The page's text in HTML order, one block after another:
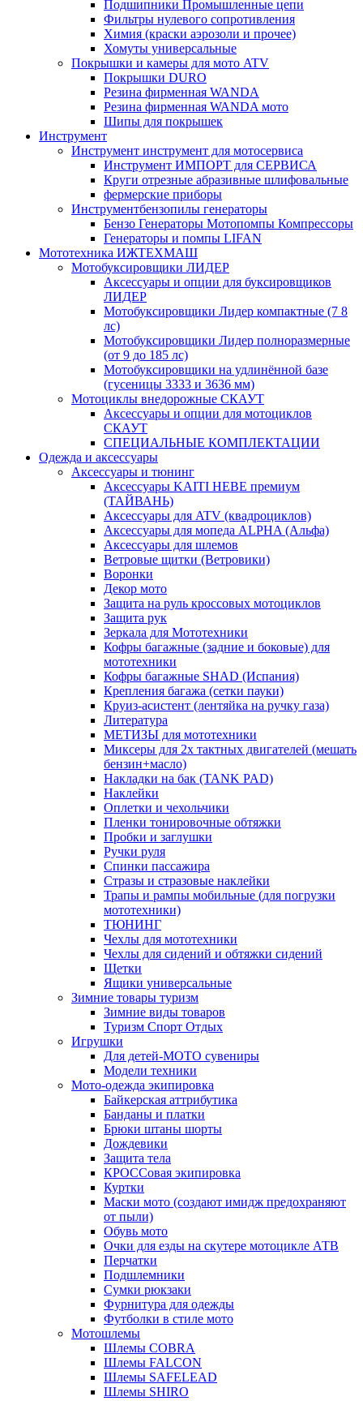
Подшипники Промышленные цепи
Фильтры нулевого сопротивления
Химия (краски аэрозоли и прочее)
Хомуты универсальные
Покрышки и камеры для мото ATV
Покрышки DURO
Резина фирменная WANDA
Резина фирменная WANDA мото
Шипы для покрышек
Инструмент
Инструмент инструмент для мотосервиса
Инструмент ИМПОРТ для СЕРВИСА
Круги отрезные абразивные шлифовальные
фермерские приборы
Инструментбензопилы генераторы
Бензо Генераторы Мотопомпы Компрессоры
Генераторы и помпы LIFAN
Мототехника ИЖТЕХМАШ
Мотобуксировщики ЛИДЕР
Аксессуары и опции для буксировщиков
ЛИДЕР
Мотобуксировщики Лидер компактные (7 8
лс)
Мотобуксировщики Лидер полноразмерные
(от 9 до 185 лс)
Мотобуксировщики на удлинённой базе
(гусеницы 3333 и 3636 мм)
Мотоциклы внедорожные СКАУТ
Аксессуары и опции для мотоциклов
СКАУТ
СПЕЦИАЛЬНЫЕ КОМПЛЕКТАЦИИ
Одежда и аксессуары
Аксессуары и тюнинг
Аксессуары KAITI HEBE премиум
(ТАЙВАНЬ)
Аксессуары для ATV (квадроциклов)
Аксессуары для мопеда ALPHA (Альфа)
Аксессуары для шлемов
Ветровые щитки (Ветровики)
Воронки
Декор мото
Защита на руль кроссовых мотоциклов
Защита рук
Зеркала для Мототехники
Кофры багажные (задние и боковые) для
мототехники
Кофры багажные SHAD (Испания)
Крепления багажа (сетки пауки)
Круиз-асистент (лентяйка на ручку газа)
Литература
МЕТИЗЫ для мототехники
Миксеры для 2х тактных двигателей (мешать
бензин+масло)
Накладки на бак (TANK PAD)
Наклейки
Оплетки и чехольчики
Пленки тонировочные обтяжки
Пробки и заглушки
Ручки руля
Спинки пассажира
Стразы и стразовые наклейки
Трапы и рампы мобильные (для погрузки
мототехники)
ТЮНИНГ
Чехлы для мототехники
Чехлы для сидений и обтяжки сидений
Щетки
Ящики универсальные
Зимние товары туризм
Зимние виды товаров
Туризм Спорт Отдых
Игрушки
Для детей-МОТО сувениры
Модели техники
Мото-одежда экипировка
Байкерская аттрибутика
Банданы и платки
Брюки штаны шорты
Дождевики
Защита тела
КРОССовая экипировка
Куртки
Маски мото (создают имидж предохраняют
от пыли)
Обувь мото
Очки для езды на скутере мотоцикле АТВ
Перчатки
Подшлемники
Сумки рюкзаки
Фурнитура для одежды
Футболки в стиле мото
Мотошлемы
Шлемы COBRA
Шлемы FALCON
Шлемы SAFELEAD
Шлемы SHIRO